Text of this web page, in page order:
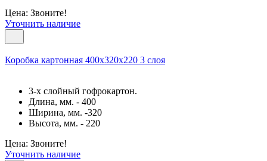
Цена: Звоните!
Уточнить наличие
Коробка картонная 400х320х220 3 слоя
3-х слойный гофрокартон.
Длина, мм. - 400
Ширина, мм. -320
Высота, мм. - 220
Цена: Звоните!
Уточнить наличие